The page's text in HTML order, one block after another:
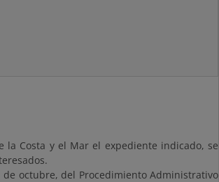
la Costa y el Mar el expediente indicado, se
octubre, del Procedimiento Administrativo